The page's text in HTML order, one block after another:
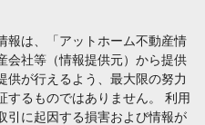
報は、「アットホーム不動産情
会社等（情報提供元）から提供
供が行えるよう、最大限の努力
するものではありません。 利用
引に起因する損害および情報が